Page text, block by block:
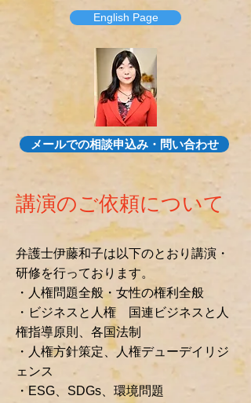
English Page
メールでの相談申込み・問い合わせ
講演のご依頼について
弁護士伊藤和子は以下のとおり講演・
研修を行っております。
・人権問題全般・女性の権利全般
・ビジネスと人権 国連ビジネスと人
権指導原則、各国法制
・人権方針策定、人権デューデイリジ
ェンス
・ESG、SDGs、環境問題